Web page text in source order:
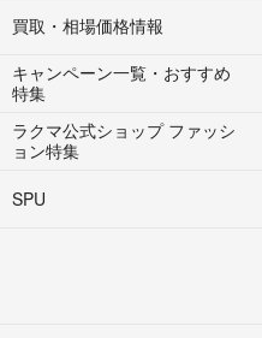
買取・相場価格情報
キャンペーン一覧・おすすめ
特集
ラクマ公式ショップ ファッシ
ョン特集
SPU